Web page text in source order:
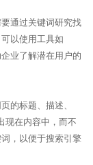
通过关键词研究找
以使用工具如
企业了解潜在用户的
的标题、描述、
现在内容中，而不
，以便于搜索引擎